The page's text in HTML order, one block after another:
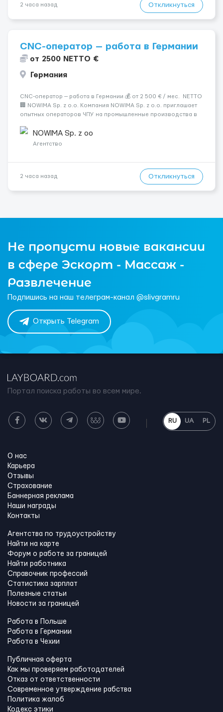
2 часа назад Откликнуться
CNC-оператор — работа в Германии
от 2500 NETTO €
Германия
CNC-оператор — работа в Германии 💰 от 2 500 € / мес. NETTO
🏢 NOWIMA Sp. z o.o. Компания NOWIMA Sp. z o.o. приглашает
опытных операторов ЧПУ на промышленные производства в
Проживание, оформление и билеты — за счёт компани...
NOWIMA Sp. z oo
Агентство
2 часа назад Откликнуться
Не пропусти новые вакансии
в сфере Эскорт - Массаж -
Развлечение
Подпишись на наш телеграм-канал @slivgramru
Открыть Telegram
Портал поиска работы во всем мире.
RU UA PL
О нас
Карьера
Отзывы
Страхование
Баннерная реклама
Наши награды
Контакты
Агентства по трудоустройству
Найти на карте
Форум о работе за границей
Найти работника
Справочник профессий
Статистика зарплат
Полезные статьи
Новости за границей
Работа в Польше
Работа в Германии
Работа в Чехии
Публичная оферта
Как мы проверяем работодателей
Отказ от ответственности
Современное утверждение рабства
Политика жалоб
Кодекс этики